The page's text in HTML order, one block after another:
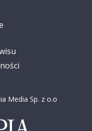
Media Sp. z o.o